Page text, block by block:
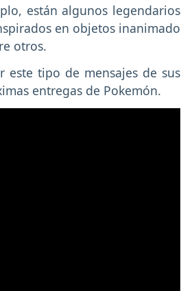
están algunos legendarios
en objetos inanimado
otros.
este tipo de mensajes de sus
entregas de Pokemón.